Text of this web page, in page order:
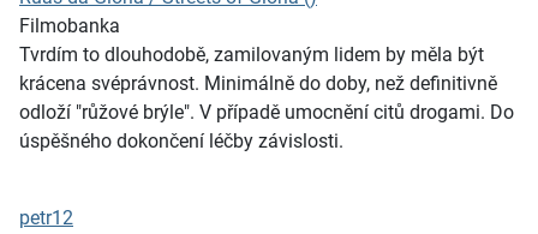
Filmobanka
Tvrdím to dlouhodobě, zamilovaným lidem by měla být
krácena svéprávnost. Minimálně do doby, než definitivně
odloží "růžové brýle". V případě umocnění citů drogami. Do
úspěšného dokončení léčby závislosti.
petr12